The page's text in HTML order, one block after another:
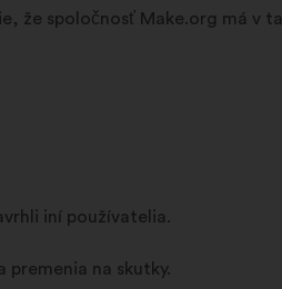
že spoločnosť Make.org má v
iní používatelia.
premenia na skutky.